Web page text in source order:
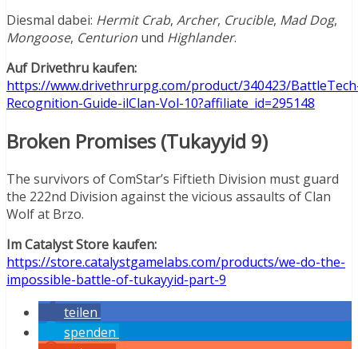
Diesmal dabei: Hermit Crab, Archer, Crucible, Mad Dog,
Mongoose, Centurion und Highlander.
Auf Drivethru kaufen:
https://www.drivethrurpg.com/product/340423/
Recognition-Guide-ilClan-Vol-10?affiliate_id=295148
Broken Promises (Tukayyid 9)
The survivors of ComStar’s Fiftieth Division must guard
the 222nd Division against the vicious assaults of Clan
Wolf at Brzo.
Im Catalyst Store kaufen:
https://store.catalystgamelabs.com/products/we-do-the-
impossible-battle-of-tukayyid-part-9
teilen
spenden